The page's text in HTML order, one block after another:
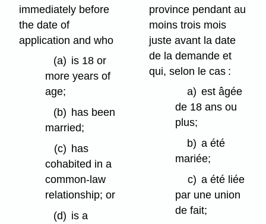
immediately before
the date of
application and who
(a) is 18 or
more years of
age;
(b) has been
married;
(c) has
cohabited in a
common-law
relationship; or
(d) is a
province pendant au
moins trois mois
juste avant la date
de la demande et
qui, selon le cas :
a) est âgée
de 18 ans ou
plus;
b) a été
mariée;
c) a été liée
par une union
de fait;